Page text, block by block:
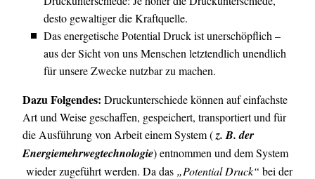
desto gewaltiger die Kraftquelle.
Das energetische Potential Druck ist unerschöpflich –
aus der Sicht von uns Menschen letztendlich unendlich
für unsere Zwecke nutzbar zu machen.
Dazu Folgendes: Druckunterschiede können auf einfachste
Art und Weise geschaffen, gespeichert, transportiert und für
die Ausführung von Arbeit einem System (z. B. der
Energiemehrwegtechnologie) entnommen und dem System
wieder zugeführt werden. Da das „Potential Druck“ bei der